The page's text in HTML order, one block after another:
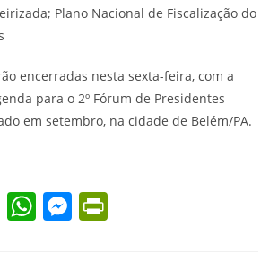
Plano Nacional de Fiscalização do
encerradas nesta sexta-feira, com a
para o 2º Fórum de Presidentes
em setembro, na cidade de Belém/PA.
Li W M